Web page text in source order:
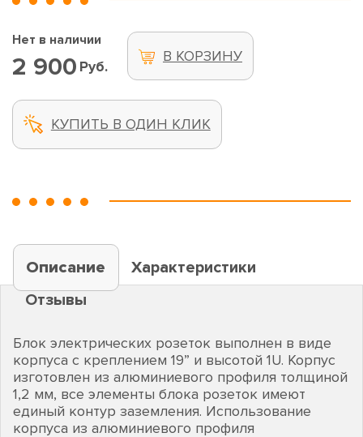
Нет в наличии
2 900 Руб.
В КОРЗИНУ
КУПИТЬ В ОДИН КЛИК
Описание
Характеристики
Отзывы
Блок электрических розеток выполнен в виде
корпуса с креплением 19” и высотой 1U. Корпус
изготовлен из алюминиевого профиля толщиной
1,2 мм, все элементы блока розеток имеют
единый контур заземления. Использование
корпуса из алюминиевого профиля